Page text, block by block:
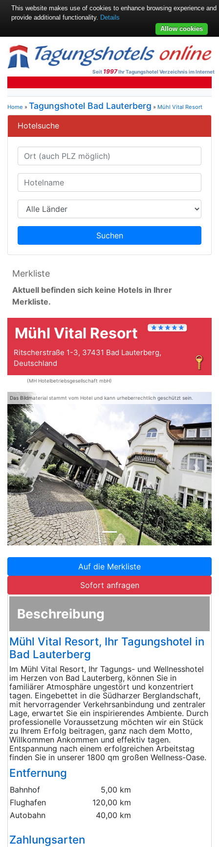
Seit 1997Ihr Tagungshotel Verzeichnis im Internet
Home » Tagungshotel Bad Lauterberg » Mühl Vital Resort
Hotelsuche
Suchen
Merkliste
Aktuell befinden sich keine Hotels in Ihrer
Merkliste.
Mühl Vital Resort
Ritscherstraße 1-3, 37431 Bad Lauterberg,
Deutschland
(MH Hotelbetriebsgesellschaft mbH)
Das Bildmaterial stammt vom Hotel und kann urheberrechtlich geschützt sein.
Zurück
Auf die Merkliste
Sofort anfragen
Beschreibung
Mühl Vital Resort, Ihr Tagungshotel in
Bad Lauterberg
Im Mühl Vital Resort, Ihr Tagungs- und Wellnesshotel
im Herzen von Bad Lauterberg, können Sie in
familiärer Atmosphäre ungestört und konzentriert
tagen. Eingebettet in die Südharzer Berglandschaft,
mit hervorragender Verkehrsanbindung und zentraler
Lage, erwartet Sie ein inspirierendes Ambiente. Durch
professionelle Voraussetzung möchten wir ein Stück
zu Ihrem Erfolg beitragen, ganz nach dem Motto,
Willkommen Ankommen und effektiv tagen.
Entspannung nach einem erfolgreichen Arbeitstag
finden Sie in unserer 1800 qm großen Wellness-Oase.
Entfernung
Bahnhof
5,00 km
Flughafen
120,00 km
Autobahn
40,00 km
Zahlungsarten
This website makes use of cookies to enhance browsing experience and
provide additional functionality. Details
Allow cookies